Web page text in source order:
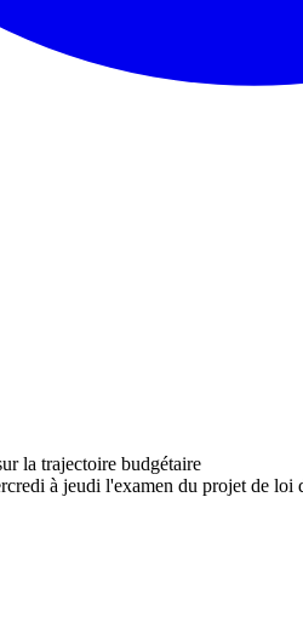
à jeudi l'examen du projet de loi